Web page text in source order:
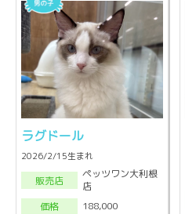
ラグドール
2026/2/15生まれ
販売店
ペッツワン大利根
店
価格
188,000